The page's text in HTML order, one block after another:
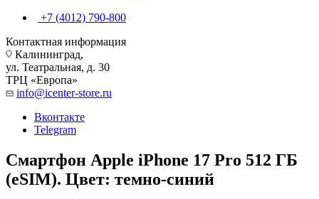
+7 (4012) 790-800
Контактная информация
Калининград,
ул. Театральная, д. 30
ТРЦ «Европа»
info@icenter-store.ru
Вконтакте
Telegram
Смартфон Apple iPhone 17 Pro 512 ГБ
(eSIM). Цвет: темно-синий